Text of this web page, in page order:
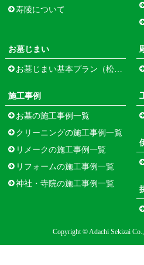
寿陵について
お墓じまい
お墓じまい基本プラン（松江市寺町）
施工事例
お墓の施工事例一覧
クリーニングの施工事例一覧
リメークの施工事例一覧
リフォームの施工事例一覧
神社・寺院の施工事例一覧
Copyright © Adachi Sekizai